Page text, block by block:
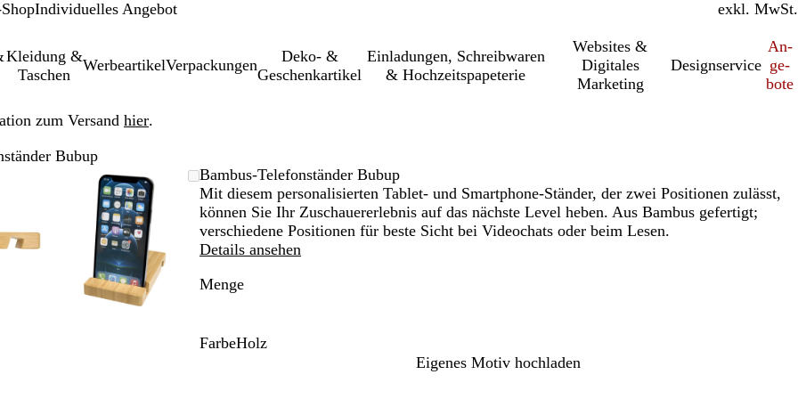
Individuelles Angebot inkl. MwSt.
exkl. MwSt.
Kleidung &
Taschen
WerbeartikelVerpackungen
Deko- &
Geschenkartikel
Einl­a­dung­en, Schreib­wa­ren
& Hochzeitspapeterie
Websites &
Digitales
Marketing
Designservice
An­­
ge­­
bo­­te
zum Versand hier.
Bubup
verkleinerbaresVergrößer-/verkleinerbares
Bild
Zoom
auf
Minimum
Klicken
zum
Vergrößern
Verwenden
Sie
die
Tasten
+
und
-
zum
Bambus-Telefonständer Bubup
Mit diesem personalisierten Tablet- und Smartphone-Ständer, der zwei Positionen zulässt,
können Sie Ihr Zuschauererlebnis auf das nächste Level heben. Aus Bambus gefertigt;
verschiedene Positionen für beste Sicht bei Videochats oder beim Lesen.
Details ansehen
Menge
FarbeHolz
Eigenes Motiv hochladen